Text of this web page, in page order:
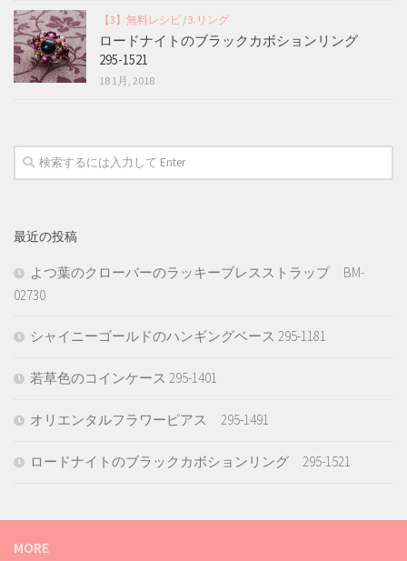
【3】無料レシピ /3.リング
ロードナイトのブラックカボションリング
295-1521
18 1月, 2018
最近の投稿
よつ葉のクローバーのラッキーブレスストラップ BM-
02730
シャイニーゴールドのハンギングベース 295-1181
若草色のコインケース 295-1401
オリエンタルフラワーピアス 295-1491
ロードナイトのブラックカボションリング 295-1521
MORE